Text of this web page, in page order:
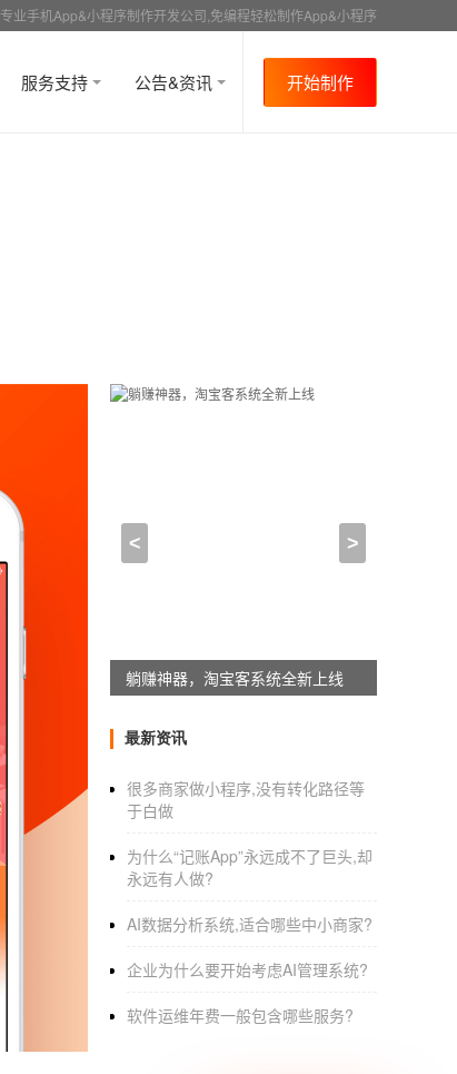
专业手机App&小程序制作开发公司,免编程轻松制作App&小程序
服务支持 公告&资讯 开始制作
2021-12-18 21:45:00
网络营销的火爆，离不开人们对APP的依赖
商家来说是非常不可能的。
因此，近年来，制作APP的线上平台雨后春
应用看起来都大同小异，应用需要的功能组
悉操作的用户很难使用制作APP。即使是需
但不用担心，app开发制作平台上线的制作
首先，app开发制作平台提供的模板主要是
用户可以独立完成各种功能的APP，比如本
< >
躺赚神器，淘宝客系统全新上线
最新资讯
很多商家做小程序,没有转化路径等
于白做
为什么“记账App”永远成不了巨头,却
永远有人做?
AI数据分析系统,适合哪些中小商家?
企业为什么要开始考虑AI管理系统?
软件运维年费一般包含哪些服务?